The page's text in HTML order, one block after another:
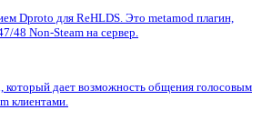
Dproto для ReHLDS. Это metamod плагин,
48 Non-Steam на сервер.
дает возможность общения голосовым
клиентами.